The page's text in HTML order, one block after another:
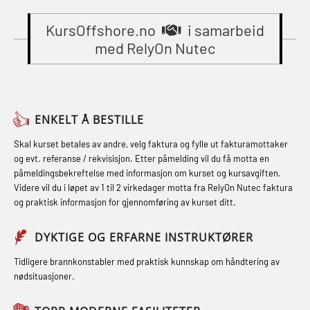
Breathing System (CA-EBS) Initial
Deployment (OBS119)
Compressed Air Emergency
Fallsikring (FAR108)
Førstehjelp – repetisjon (OFA102)
Førstehjelp grunnkurs (OFABLE101)
GOC sertifikat grunnleggende
(GMDSS) (MRC101)
GOC sertifikat repetisjon (GMDSS)
(MRC102)
sikkerhetskurs for offiserer
(MBSBLE024)
STCW Oppdatering videregående
(MBSBLE021)
STCW kombi oppdatering offiserer
og med.behandling (MBS134)
STCW Kombi Oppdatering Offiserer
og Medisinsk Behandling med
Webinar (MBS1341)
STCW Oppdatering for offiserer 24 t
(MBS114)
Grunnkurs Industrivern (LSC115)
Grunnkurs Røykdykking Industrivern
inkl. brannslukning (FSC121)
Hjertestarter brukerkurs (OFA107)
Røykdykking industrivern –
repetisjon (LFI105)
Sikkerhetskurs for ansatte på
oppdrettsanlegg (LBS100)
Ulykkesgransking – Webinar (LSP103)
KursOffshore.no
i samarbeid
med RelyOn Nutec
ENKELT Å BESTILLE
Skal kurset betales av andre, velg faktura og fylle ut fakturamottaker
og evt. referanse / rekvisisjon. Etter påmelding vil du få motta en
påmeldingsbekreftelse med informasjon om kurset og kursavgiften.
Videre vil du i løpet av 1 til 2 virkedager motta fra RelyOn Nutec faktura
og praktisk informasjon for gjennomføring av kurset ditt.
DYKTIGE OG ERFARNE INSTRUKTØRER
Tidligere brannkonstabler med praktisk kunnskap om håndtering av
nødsituasjoner.